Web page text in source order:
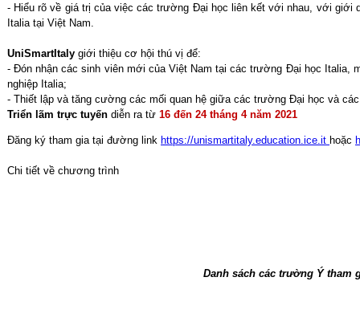
- Hiểu rõ về giá trị của việc các trường Đại học liên kết với nhau, với giới
Italia tại Việt Nam.
UniSmartItaly giới thiệu cơ hội thú vị để:
- Đón nhận các sinh viên mới của Việt Nam tại các trường Đại học Italia,
nghiệp Italia;
- Thiết lập và tăng cường các mối quan hệ giữa các trường Đại học và
Triển lãm trực tuyến diễn ra từ 16 đến 24 tháng 4 năm 2021
Đăng ký tham gia tại đường link https://unismartitaly.education.ice.it hoặc
Chi tiết về chương trình
Danh sách các trường Ý tham